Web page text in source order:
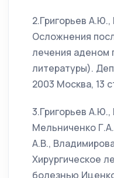
2.Григорьев
Осложнения
лечения аденом
литературы).
2003 Москва, 13
3.Григорьев
Мельниченко
А.В.,
Хирургическое
болезнью